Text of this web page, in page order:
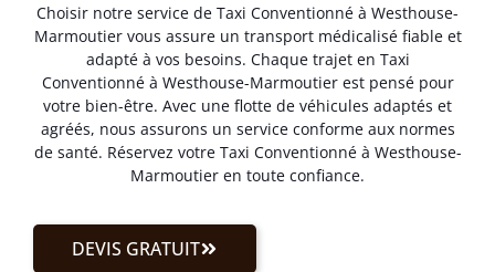
Choisir notre service de Taxi Conventionné à Westhouse-
Marmoutier vous assure un transport médicalisé fiable et
adapté à vos besoins. Chaque trajet en Taxi
Conventionné à Westhouse-Marmoutier est pensé pour
votre bien-être. Avec une flotte de véhicules adaptés et
agréés, nous assurons un service conforme aux normes
de santé. Réservez votre Taxi Conventionné à Westhouse-
Marmoutier en toute confiance.
DEVIS GRATUIT